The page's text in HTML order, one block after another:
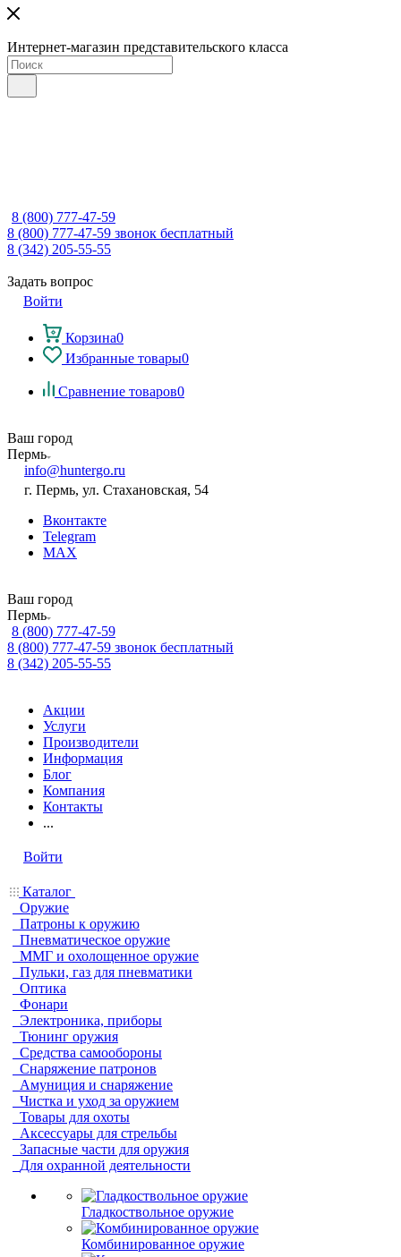
Интернет-магазин представительского класса
8 (800) 777-47-59
8 (800) 777-47-59 звонок бесплатный
8 (342) 205-55-55
Задать вопрос
Войти
Корзина0
Избранные товары0
Сравнение товаров0
Ваш город
Пермь
info@huntergo.ru
г. Пермь, ул. Стахановская, 54
Вконтакте
Telegram
MAX
Ваш город
Пермь
8 (800) 777-47-59
8 (800) 777-47-59 звонок бесплатный
8 (342) 205-55-55
Акции
Услуги
Производители
Информация
Блог
Компания
Контакты
...
Войти
Каталог
Оружие
Патроны к оружию
Пневматическое оружие
ММГ и охолощенное оружие
Пульки, газ для пневматики
Оптика
Фонари
Электроника, приборы
Тюнинг оружия
Средства самообороны
Снаряжение патронов
Амуниция и снаряжение
Чистка и уход за оружием
Товары для охоты
Аксессуары для стрельбы
Запасные части для оружия
Для охранной деятельности
Гладкоствольное оружие
Комбинированное оружие